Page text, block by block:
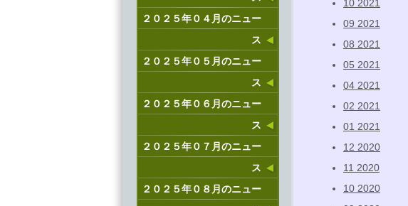
２０２５年０４月のニュー
ス
２０２５年０５月のニュー
ス
２０２５年０６月のニュー
ス
２０２５年０７月のニュー
ス
２０２５年０８月のニュー
10 2021
09 2021
08 2021
05 2021
04 2021
02 2021
01 2021
12 2020
11 2020
10 2020